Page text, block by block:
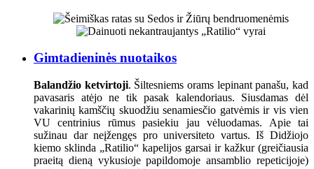
Gimtadieninės nuotaikos
Balandžio ketvirtoji. Šiltesniems orams lepinant panašu, kad
pavasaris atėjo ne tik pasak kalendoriaus. Siusdamas dėl
vakarinių kamščių skuodžiu senamiesčio gatvėmis ir vis vien
VU centrinius rūmus pasiekiu jau vėluodamas. Apie tai
sužinau dar neįžengęs pro universiteto vartus. Iš Didžiojo
kiemo sklinda „Ratilio“ kapelijos garsai ir kažkur (greičiausia
praeitą dieną vykusioje papildomoje ansamblio repeticijoje)